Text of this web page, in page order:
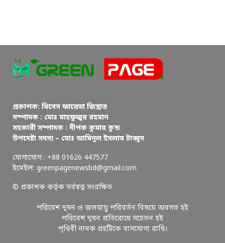
প্রকাশক: মিসেস ফাতেমা জিন্নাত
সম্পাদক : মোঃ মাহফুজুর রহমান
সহকারী সম্পাদক : দীপক কুমার কুন্ড
উপদেষ্টা সদস্য – মোঃ আমিনুল ইসলাম টাব্বুস
যোগাযোগ : +88 01626 447577
ইমেইল: greenpagenewsbd@gmail.com
© প্রকাশক কর্তৃক সর্বস্বত্ব সংরক্ষিত
পরিবেশ দূষন ও জলবায়ু পরিবর্তন বিষয়ে অবগত হই
পরিবেশ দূষন প্রতিরোধে সচেতন হই
পৃথিবী নামক গ্রহটিকে বাসযোগ্য রাখি।